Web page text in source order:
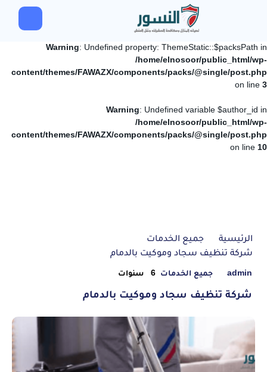
Warning: Undefined property: ThemeStatic::$packsPath in
/home/elnosoor/public_html/wp-
content/themes/FAWAZX/components/packs/@single/post.php
on line 3
Warning: Undefined variable $author_id in
/home/elnosoor/public_html/wp-
content/themes/FAWAZX/components/packs/@single/post.php
on line 10
الرئيسية
جميع الخدمات
شركة تنظيف سجاد وموكيت بالدمام
admin جميع الخدمات 6 سنوات
شركة تنظيف سجاد وموكيت بالدمام